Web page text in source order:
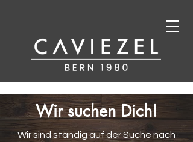
Wir suchen Dich!
Wir sind ständig auf der Suche nach